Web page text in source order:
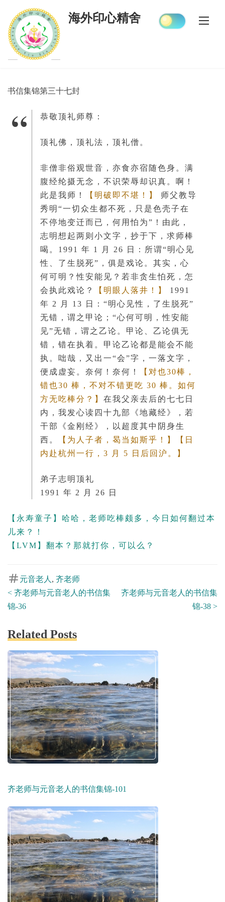
content
海外印心精舍
书信集锦第三十七封
恭敬顶礼师尊：
顶礼佛，顶礼法，顶礼僧。
非僧非俗观世音，亦食亦宿随色身。满
腹经纶摄无念，不识荣辱却识真。啊！
此是我师！
【明破即不堪！】 师父教导
秀明“一切众生都不死，只是色壳子在
不停地变迁而已，何用怕为”！由此，
志明想起两则小文字，抄于下，求师棒
喝。1991 年 1 月 26 日：所谓“明心见
性、了生脱死”，俱是戏论。其实，心
何可明？性安能见？若非贪生怕死，怎
会执此戏论？
【明眼人落井！】 1991
年 2 月 13 日：“明心见性，了生脱死”
无错，谓之甲论；“心何可明，性安能
见”无错，谓之乙论。甲论、乙论俱无
错，错在执着。甲论乙论都是能会不能
执。咄哉，又出一“会”字，一落文字，
便成虚妄。奈何！奈何！
【对也30棒，
错也30 棒，不对不错更吃 30 棒。如何
方无吃棒分？】 在我父亲去后的七七日
内，我发心读四十九部《地藏经》，若
干部《金刚经》，以超度其中阴身生
西。
【为人子者，曷当如斯乎！】【日
内赴杭州一行，3 月 5 日后回沪。】
弟子志明顶礼
1991 年 2 月 26 日
【永寿童子】哈哈，老师吃棒颇多，今日如何翻过本
儿来？！
【LVM】翻本？那就打你，可以么？
Post
tags
元音老人 , 齐老师
Posts
< 齐老师与元音老人的书信集
锦-36
齐老师与元音老人的书信集
锦-38 >
Related Posts
齐老师与元音老人的书信集锦-101